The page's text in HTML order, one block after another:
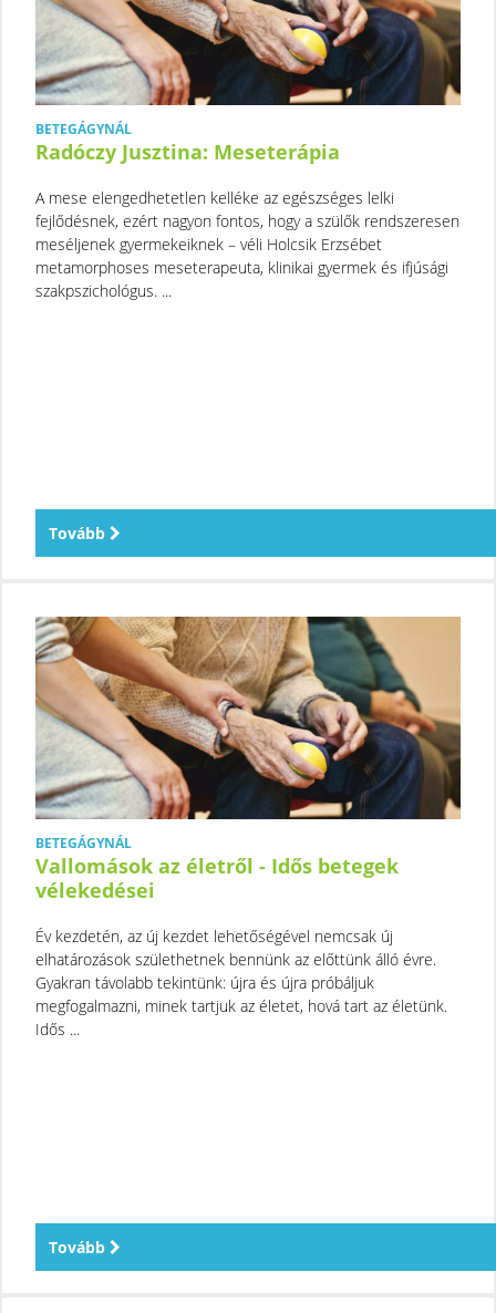
BETEGÁGYNÁL
Radóczy Jusztina: Meseterápia
A mese elengedhetetlen kelléke az egészséges lelki
fejlődésnek, ezért nagyon fontos, hogy a szülők rendszeresen
meséljenek gyermekeiknek – véli Holcsik Erzsébet
metamorphoses meseterapeuta, klinikai gyermek és ifjúsági
szakpszichológus. ...
Tovább
BETEGÁGYNÁL
Vallomások az életről - Idős betegek
vélekedései
Év kezdetén, az új kezdet lehetőségével nemcsak új
elhatározások születhetnek bennünk az előttünk álló évre.
Gyakran távolabb tekintünk: újra és újra próbáljuk
megfogalmazni, minek tartjuk az életet, hová tart az életünk.
Idős ...
Tovább